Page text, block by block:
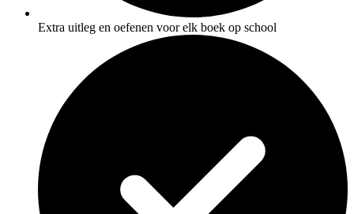
Extra uitleg en oefenen voor elk boek op school